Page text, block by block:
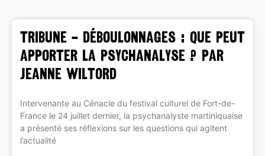
TRIBUNE – Déboulonnages : que peut
apporter la psychanalyse ? par
Jeanne Wiltord
Intervenante au Cénacle du festival culturel de Fort-de-
France le 24 juillet dernier, la psychanalyste martiniquaise
a présenté ses réflexions sur les questions qui agitent
l’actualité